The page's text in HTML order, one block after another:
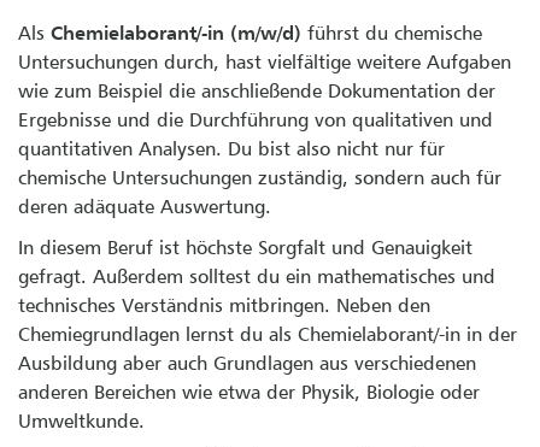
Als Chemielaborant/-in (m/w/d) führst du chemische
Untersuchungen durch, hast vielfältige weitere Aufgaben
wie zum Beispiel die anschließende Dokumentation der
Ergebnisse und die Durchführung von qualitativen und
quantitativen Analysen. Du bist also nicht nur für
chemische Untersuchungen zuständig, sondern auch für
deren adäquate Auswertung.
In diesem Beruf ist höchste Sorgfalt und Genauigkeit
gefragt. Außerdem solltest du ein mathematisches und
technisches Verständnis mitbringen. Neben den
Chemiegrundlagen lernst du als Chemielaborant/-in in der
Ausbildung aber auch Grundlagen aus verschiedenen
anderen Bereichen wie etwa der Physik, Biologie oder
Umweltkunde.